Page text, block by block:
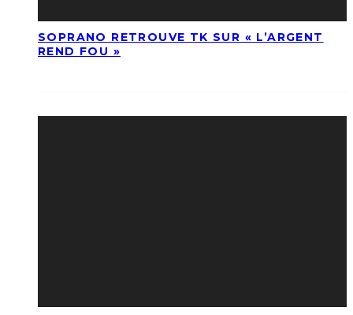
SOPRANO RETROUVE TK SUR « L’ARGENT
REND FOU »